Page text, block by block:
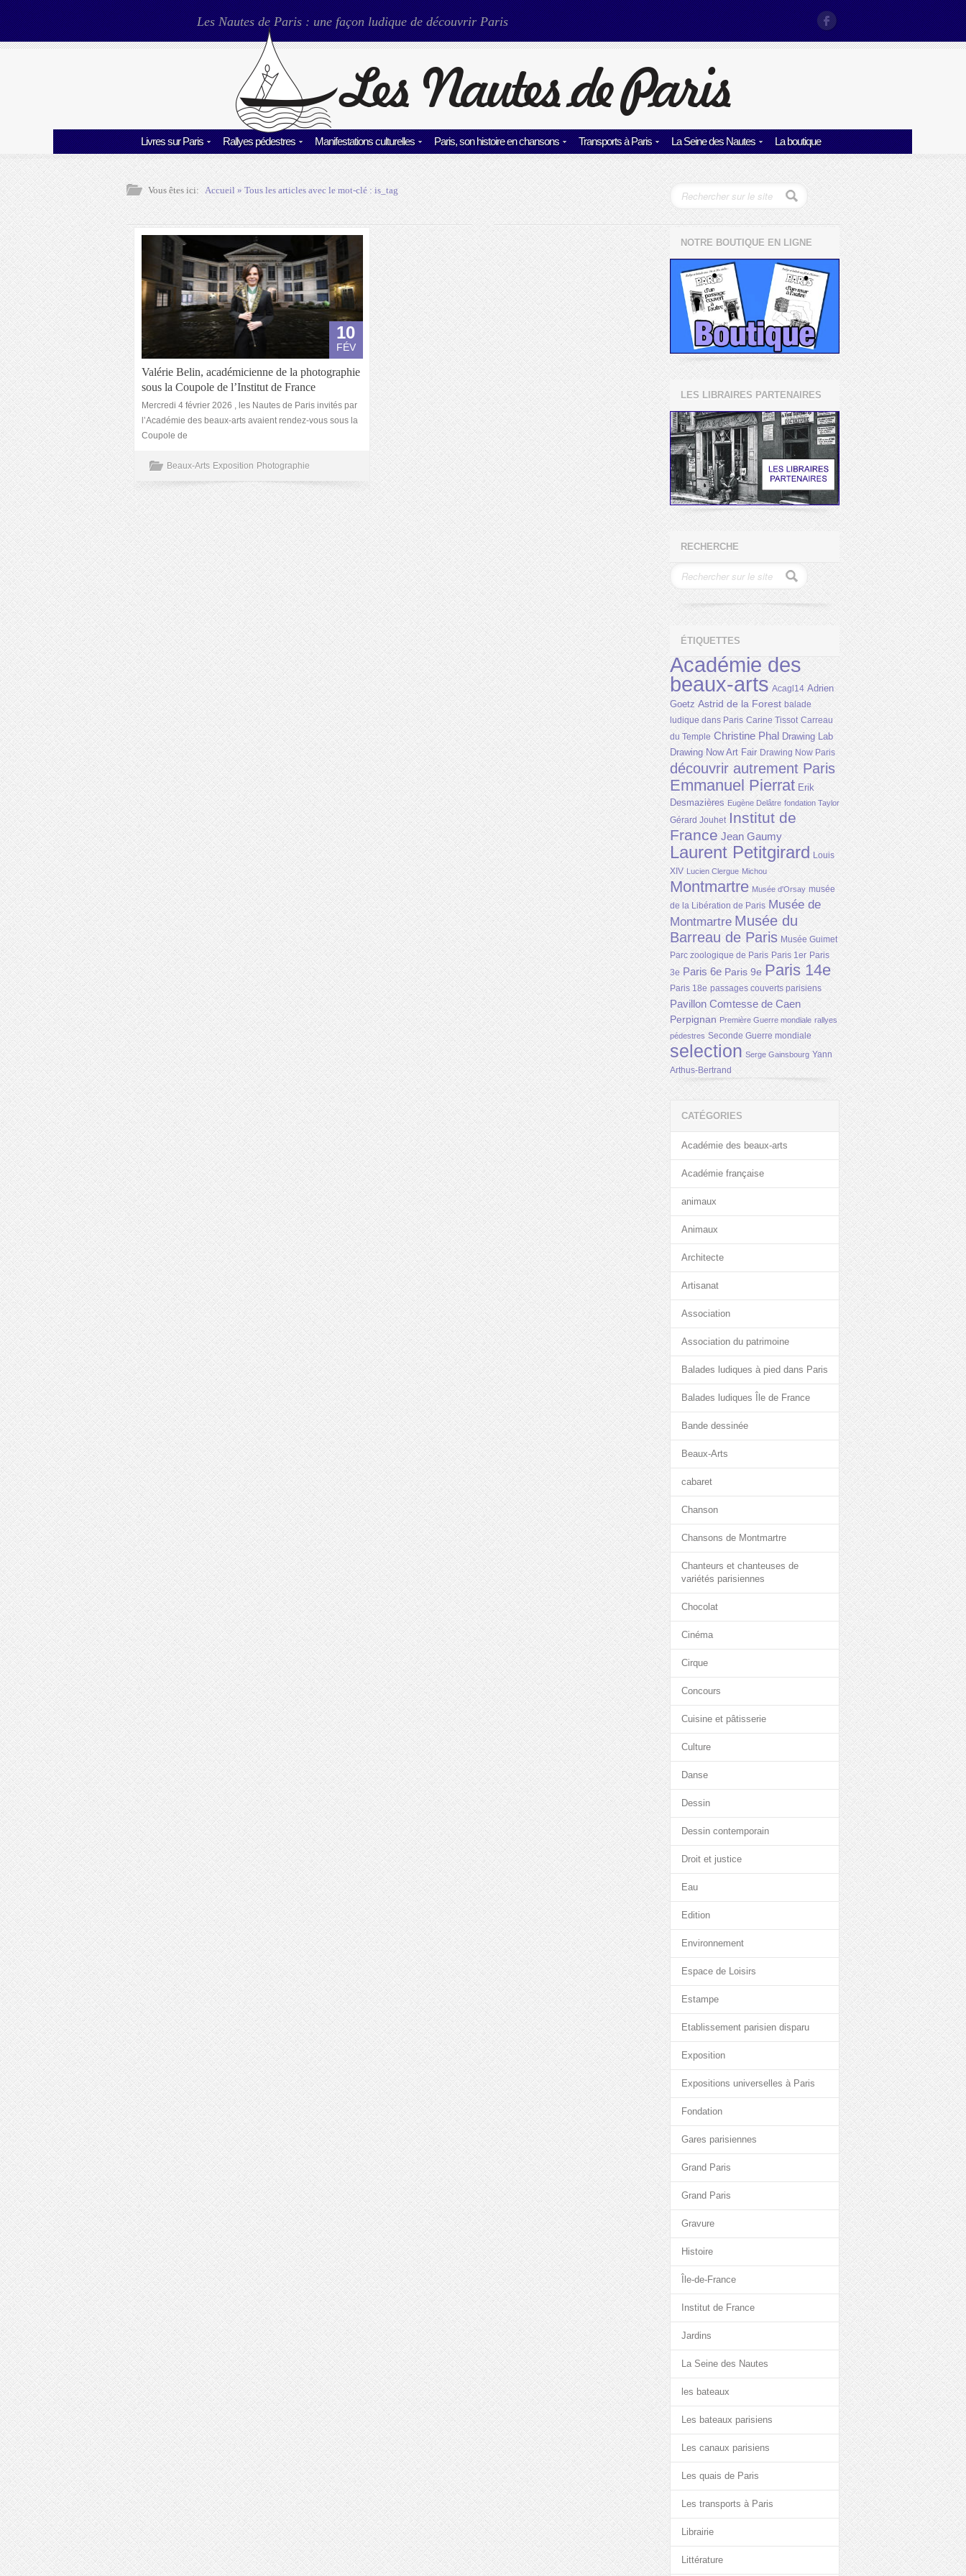
Les Nautes de Paris : une façon ludique de découvrir Paris
Livres sur Paris Rallyes pédestres Manifestations culturelles Paris, son histoire en chansons Transports à Paris La Seine des Nautes La boutique
Vous êtes ici: Accueil» Tous les articles avec le mot-clé :is_tag
10
FÉV
Valérie Belin, académicienne de la photographie
sous la Coupole de l’Institut de France
Mercredi 4 février 2026 , les Nautes de Paris invités par
l’Académie des beaux-arts avaient rendez-vous sous la
Coupole de
Beaux-Arts Exposition Photographie
NOTRE BOUTIQUE EN LIGNE
LES LIBRAIRES PARTENAIRES
RECHERCHE
ÉTIQUETTES
Académie des
beaux-arts Acagl14 Adrien
Goetz Astrid de la Forest balade
ludique dans Paris Carine Tissot Carreau
du Temple Christine Phal Drawing Lab
Drawing Now Art Fair Drawing Now Paris
découvrir autrement Paris
Emmanuel Pierrat Erik
Desmazières Eugène Delâtre fondation Taylor
Gérard Jouhet Institut de
France Jean Gaumy
Laurent Petitgirard Louis
XIV Lucien Clergue Michou
Montmartre Musée d'Orsay musée
de la Libération de Paris Musée de
Montmartre Musée du
Barreau de Paris Musée Guimet
Parc zoologique de Paris Paris 1er Paris
3e Paris 6e Paris 9e Paris 14e
Paris 18e passages couverts parisiens
Pavillon Comtesse de Caen
Perpignan Première Guerre mondiale rallyes
pédestres Seconde Guerre mondiale
selection Serge Gainsbourg Yann
Arthus-Bertrand
CATÉGORIES
Académie des beaux-arts
Académie française
animaux
Animaux
Architecte
Artisanat
Association
Association du patrimoine
Balades ludiques à pied dans Paris
Balades ludiques Île de France
Bande dessinée
Beaux-Arts
cabaret
Chanson
Chansons de Montmartre
Chanteurs et chanteuses de
variétés parisiennes
Chocolat
Cinéma
Cirque
Concours
Cuisine et pâtisserie
Culture
Danse
Dessin
Dessin contemporain
Droit et justice
Eau
Edition
Environnement
Espace de Loisirs
Estampe
Etablissement parisien disparu
Exposition
Expositions universelles à Paris
Fondation
Gares parisiennes
Grand Paris
Grand Paris
Gravure
Histoire
Île-de-France
Institut de France
Jardins
La Seine des Nautes
les bateaux
Les bateaux parisiens
Les canaux parisiens
Les quais de Paris
Les transports à Paris
Librairie
Littérature